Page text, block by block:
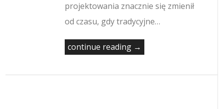
projektowania znacznie się zmienił
od czasu, gdy tradycyjne…
continue reading →